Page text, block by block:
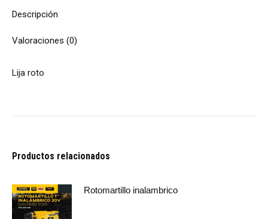
Descripción
Valoraciones (0)
Lija roto
Productos relacionados
Rotomartillo inalambrico